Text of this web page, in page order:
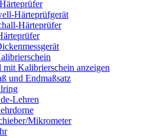
Härteprüfgerät
Härteprüfer
Kalibrierschein anzeigen
und Endmaßsatz
Lehren
Mikrometer